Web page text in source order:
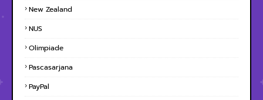
New Zealand
NUS
Olimpiade
Pascasarjana
PayPal